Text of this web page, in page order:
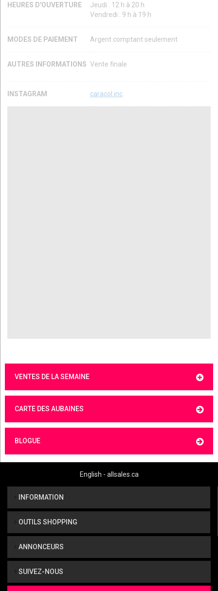
HEURES D'OUVERTURE
Jeudi : 12 h à 20 h
Vendredi : 9 h à 19 h
MODES DE PAIEMENT Argent comptant seulement
AUTRES INFORMATIONS Vente finale
INSTAGRAM caracol.inc
VENTES DE LA SEMAINE
CARTE DES AUBAINES
BLOGUE
English - allsales.ca
INFORMATION
OUTILS SHOPPING
ANNONCEURS
SUIVEZ-NOUS